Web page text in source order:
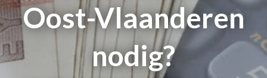
Oost-Vlaanderen
nodig?